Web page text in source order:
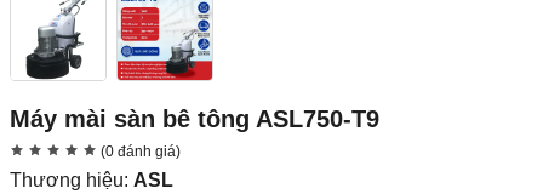
Máy mài sàn bê tông ASL750-T9
(0 đánh giá)
Thương hiệu: ASL